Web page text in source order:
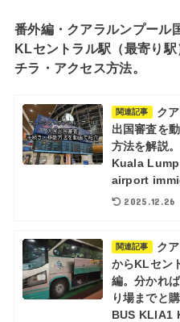
番外編・クアラルンプール
KLセントラル駅（最寄り
チラ・アクセス方法。
関連記事
ク
出国審査を
方法を解説
Kuala
airport
2025.12.26
関連記事
ク
からKLセン
編。分かれ
り場までと
BUS KLIA1